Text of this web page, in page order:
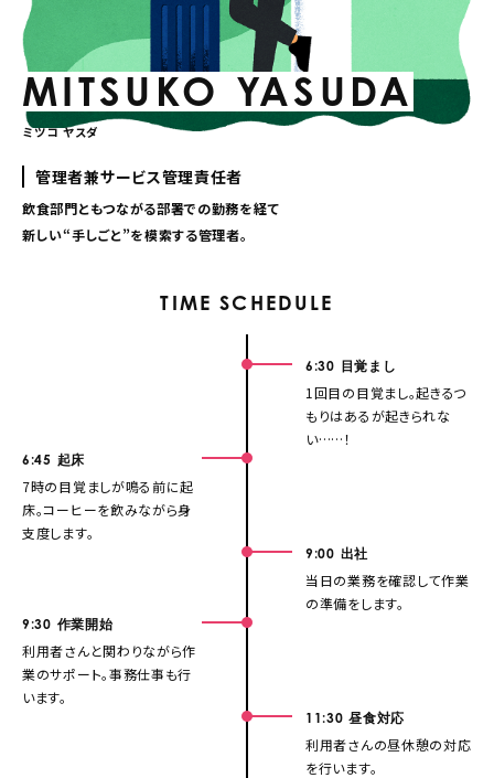
MITSUKO YASUDA
ミツコ ヤスダ
管理者兼サービス管理責任者
飲食部門ともつながる部署での勤務を経て
新しい“手しごと”を模索する管理者。
TIME SCHEDULE
6:30 目覚まし
1回目の目覚まし。起きるつ
もりはあるが起きられな
い……！
6:45 起床
7時の目覚ましが鳴る前に起
床。コーヒーを飲みながら身
支度します。
9:00 出社
当日の業務を確認して作業
の準備をします。
9:30 作業開始
利用者さんと関わりながら作
業のサポート。事務仕事も行
います。
11:30 昼食対応
利用者さんの昼休憩の対応
を行います。